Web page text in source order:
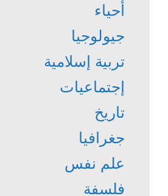
أحياء
جيولوجيا
تربية إسلامية
إجتماعيات
تاريخ
جغرافيا
علم نفس
فلسفة